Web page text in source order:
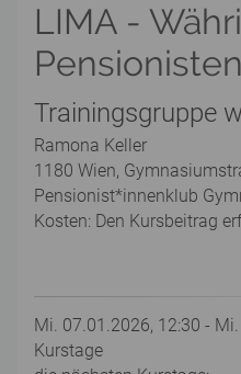
LIMA -
Trainingsgruppe
Ramona Keller
1180 Wien,
Pensionist*innenklub
Kosten: Den Kursbeitrag
Mi. 07.01.2026, 12:30 -
Kurstage